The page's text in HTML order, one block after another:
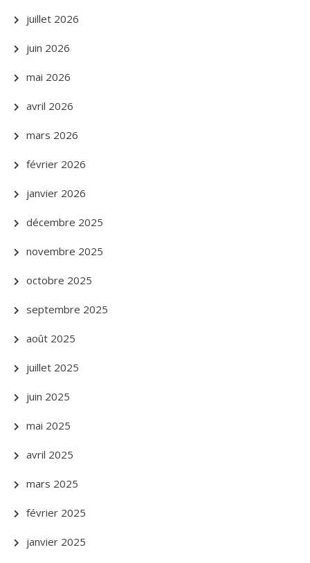
juillet 2026
juin 2026
mai 2026
avril 2026
mars 2026
février 2026
janvier 2026
décembre 2025
novembre 2025
octobre 2025
septembre 2025
août 2025
juillet 2025
juin 2025
mai 2025
avril 2025
mars 2025
février 2025
janvier 2025